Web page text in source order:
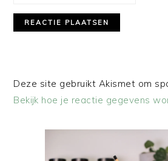
Deze site gebruikt Akismet om
Bekijk hoe je reactie gegevens